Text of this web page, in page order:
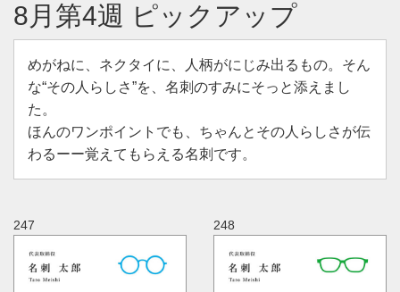
8月第4週 ピックアップ
めがねに、ネクタイに、人柄がにじみ出るもの。そん
な“その人らしさ”を、名刺のすみにそっと添えまし
た。
ほんのワンポイントでも、ちゃんとその人らしさが伝
わるーー覚えてもらえる名刺です。
247 248